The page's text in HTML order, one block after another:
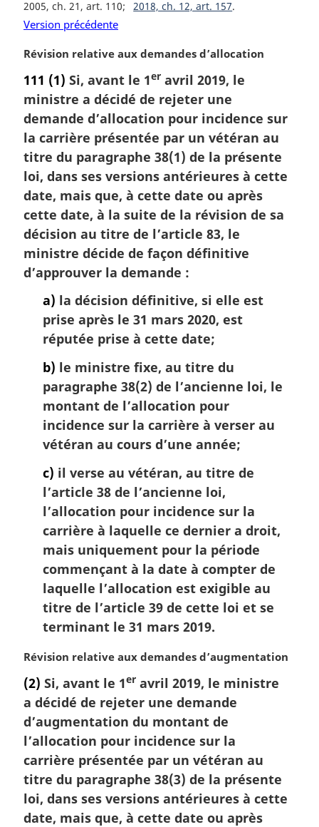
2005, ch. 21, art. 110 2018, ch. 12, art. 157
Version précédente
N
t
e
m
a
g
i
n
a
e
:
Révision relative aux demandes d’allocation
111 (1) Si, avant le 1er avril 2019, le
ministre a décidé de rejeter une
demande d’allocation pour incidence sur
la carrière présentée par un vétéran au
titre du paragraphe 38(1) de la présente
loi, dans ses versions antérieures à cette
date, mais que, à cette date ou après
cette date, à la suite de la révision de sa
décision au titre de l’article 83, le
ministre décide de façon définitive
d’approuver la demande :
a) la décision définitive, si elle est
prise après le 31 mars 2020, est
réputée prise à cette date;
b) le ministre fixe, au titre du
paragraphe 38(2) de l’ancienne loi, le
montant de l’allocation pour
incidence sur la carrière à verser au
vétéran au cours d’une année;
c) il verse au vétéran, au titre de
l’article 38 de l’ancienne loi,
l’allocation pour incidence sur la
carrière à laquelle ce dernier a droit,
mais uniquement pour la période
commençant à la date à compter de
laquelle l’allocation est exigible au
titre de l’article 39 de cette loi et se
terminant le 31 mars 2019.
N
t
e
m
a
g
i
n
a
Révision relative aux demandes d’augmentation
(2) Si, avant le 1er avril 2019, le ministre
a décidé de rejeter une demande
d’augmentation du montant de
l’allocation pour incidence sur la
carrière présentée par un vétéran au
titre du paragraphe 38(3) de la présente
loi, dans ses versions antérieures à cette
date, mais que, à cette date ou après